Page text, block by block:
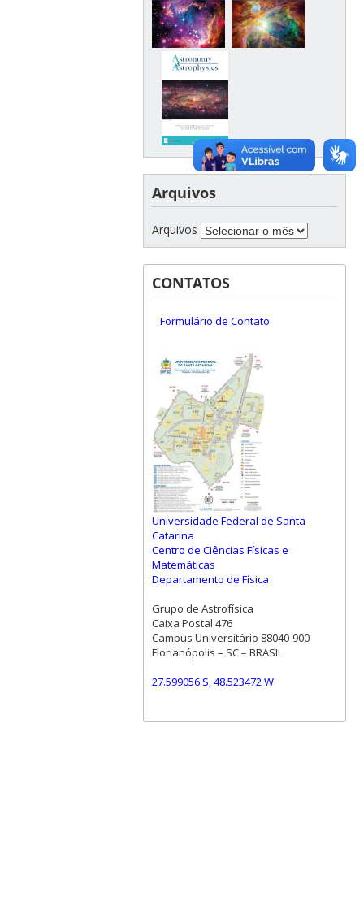
Arquivos
Arquivos
CONTATOS
Formulário de Contato
Universidade Federal de Santa
Catarina
Centro de Ciências Físicas e
Matemáticas
Departamento de Física
Grupo de Astrofísica
Caixa Postal 476
Campus Universitário 88040-900
Florianópolis – SC – BRASIL
27.599056 S, 48.523472 W